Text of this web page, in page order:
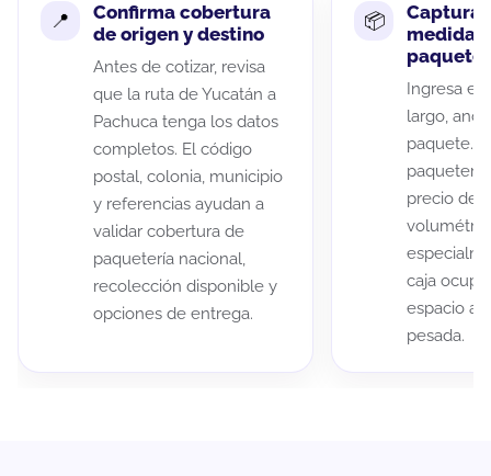
Confirma cobertura
de origen y destino
Antes de cotizar, revisa
que la ruta de Yucatán a
Pachuca tenga los datos
completos. El código
postal, colonia, municipio
y referencias ayudan a
validar cobertura de
paquetería nacional,
recolección disponible y
opciones de entrega.
Captura
medidas
paquete
Ingresa el
largo,
paquete.
precio de
caja
espacio
pesada.